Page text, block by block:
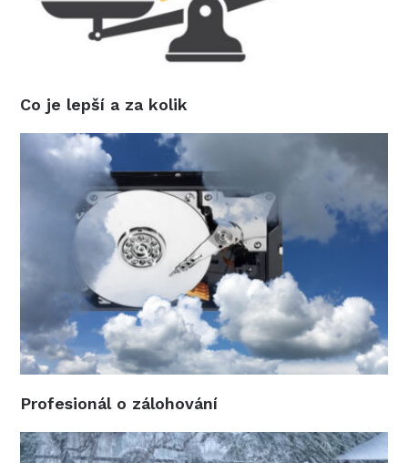
Co je lepší a za kolik
Profesionál o zálohování